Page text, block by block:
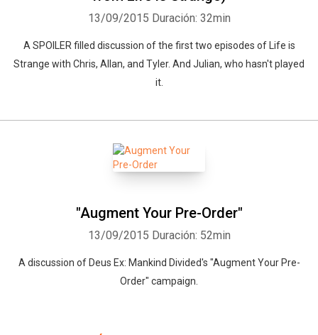
13/09/2015 Duración: 32min
A SPOILER filled discussion of the first two episodes of Life is
Strange with Chris, Allan, and Tyler. And Julian, who hasn't played
it.
"Augment Your Pre-Order"
13/09/2015 Duración: 52min
A discussion of Deus Ex: Mankind Divided's "Augment Your Pre-
Order" campaign.